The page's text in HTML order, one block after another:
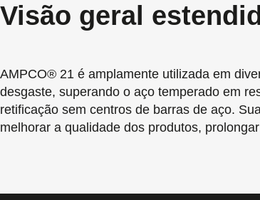
Visão geral
AMPCO® 21 é amplamente utilizada em
desgaste, superando o aço temperado em
retificação sem centros de barras de aço.
melhorar a qualidade dos produtos,